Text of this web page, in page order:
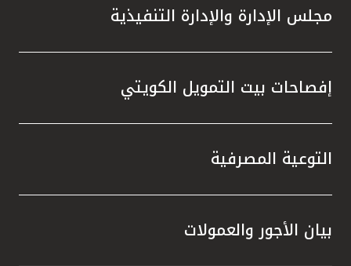
مجلس الإدارة والإدارة التنفيذية
إفصاحات بيت التمويل الكويتي
التوعية المصرفية
بيان الأجور والعمولات